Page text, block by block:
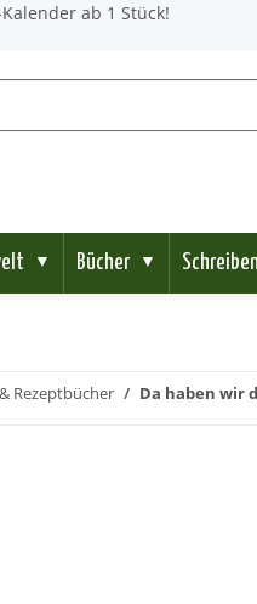
ab 1 Stück!
▼ Bücher ▼
Rezeptbücher Da haben wir